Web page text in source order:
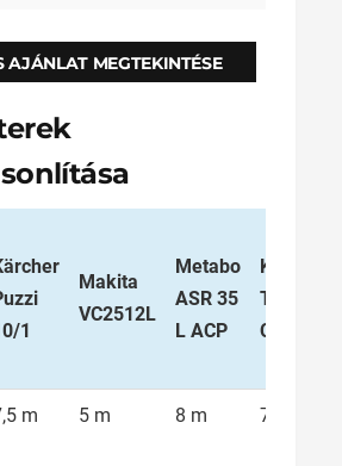
AJÁNLAT MEGTEKINTÉSE
1
Makita
VC2512L
Metabo
ASR 35
L ACP
Kärcher
T 7/1
Classic
m 5 m 8 m 7,5 m